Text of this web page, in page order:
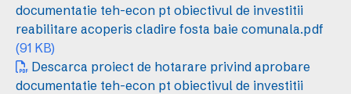
documentatie teh-econ pt obiectivul de investitii
reabilitare acoperis cladire fosta baie comunala.pdf
(91 KB)
Descarca proiect de hotarare privind aprobare
documentatie teh-econ pt obiectivul de investitii